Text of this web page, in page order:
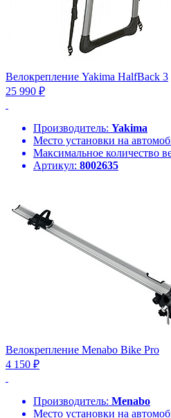
Велокрепление Yakima HalfBack 3
25 990 ₽
Производитель: Yakima
Место установки на
Максимальное количество
Артикул: 8002635
Велокрепление Menabo Bike Pro
4 150 ₽
Производитель: Menabo
Место установки на